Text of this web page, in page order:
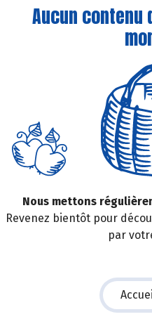
Aucun
Nous mettons
Revenez bientôt pour
par